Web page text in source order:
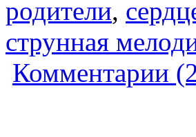
родители,
струнная
Комментарии